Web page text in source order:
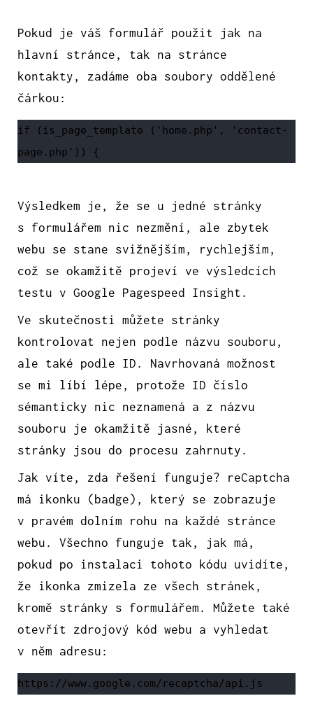
Pokud je váš formulář použit jak na
hlavní stránce, tak na stránce
kontakty, zadáme oba soubory oddělené
čárkou:
if (is_page_template ('home.php', 'contact-
page.php')) {
Výsledkem je, že se u jedné stránky
s formulářem nic nezmění, ale zbytek
webu se stane svižnějším, rychlejším,
což se okamžitě projeví ve výsledcích
testu v Google Pagespeed Insight.
Ve skutečnosti můžete stránky
kontrolovat nejen podle názvu souboru,
ale také podle ID. Navrhovaná možnost
se mi líbí lépe, protože ID číslo
sémanticky nic neznamená a z názvu
souboru je okamžitě jasné, které
stránky jsou do procesu zahrnuty.
Jak víte, zda řešení funguje? reCaptcha
má ikonku (badge), který se zobrazuje
v pravém dolním rohu na každé stránce
webu. Všechno funguje tak, jak má,
pokud po instalaci tohoto kódu uvidíte,
že ikonka zmizela ze všech stránek,
kromě stránky s formulářem. Můžete také
otevřít zdrojový kód webu a vyhledat
v něm adresu:
https://www.google.com/recaptcha/api.js